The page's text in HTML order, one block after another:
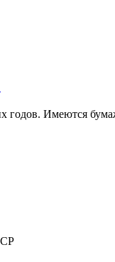
Имеются